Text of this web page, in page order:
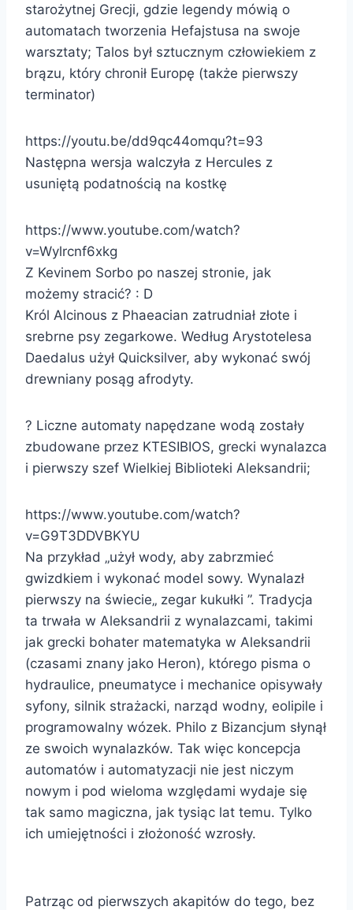
starożytnej Grecji, gdzie legendy mówią o
automatach tworzenia Hefajstusa na swoje
warsztaty; Talos był sztucznym człowiekiem z
brązu, który chronił Europę (także pierwszy
terminator)
https://youtu.be/dd9qc44omqu?t=93
Następna wersja walczyła z Hercules z
usuniętą podatnością na kostkę
https://www.youtube.com/watch?
v=Wylrcnf6xkg
Z Kevinem Sorbo po naszej stronie, jak
możemy stracić? : D
Król Alcinous z Phaeacian zatrudniał złote i
srebrne psy zegarkowe. Według Arystotelesa
Daedalus użył Quicksilver, aby wykonać swój
drewniany posąg afrodyty.
? Liczne automaty napędzane wodą zostały
zbudowane przez KTESIBIOS, grecki wynalazca
i pierwszy szef Wielkiej Biblioteki Aleksandrii;
https://www.youtube.com/watch?
v=G9T3DDVBKYU
Na przykład „użył wody, aby zabrzmieć
gwizdkiem i wykonać model sowy. Wynalazł
pierwszy na świecie„ zegar kukułki ”. Tradycja
ta trwała w Aleksandrii z wynalazcami, takimi
jak grecki bohater matematyka w Aleksandrii
(czasami znany jako Heron), którego pisma o
hydraulice, pneumatyce i mechanice opisywały
syfony, silnik strażacki, narząd wodny, eolipile i
programowalny wózek. Philo z Bizancjum słynął
ze swoich wynalazków. Tak więc koncepcja
automatów i automatyzacji nie jest niczym
nowym i pod wieloma względami wydaje się
tak samo magiczna, jak tysiąc lat temu. Tylko
ich umiejętności i złożoność wzrosły.
Patrząc od pierwszych akapitów do tego, bez